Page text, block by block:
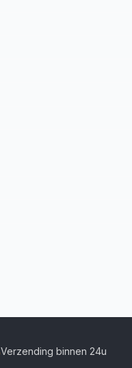
Verzending binnen 24u